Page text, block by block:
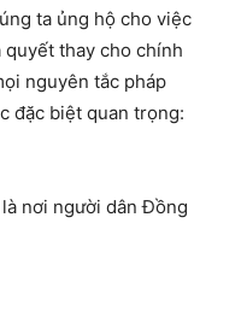
ta ủng hộ cho việc
thay cho chính
nguyên tắc pháp
đặc biệt quan trọng:
nơi người dân Đồng